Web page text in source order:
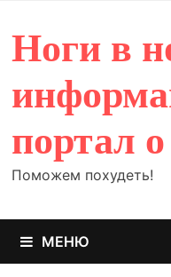
содержимому
Ноги в
портал
Поможем похудеть!
МЕНЮ